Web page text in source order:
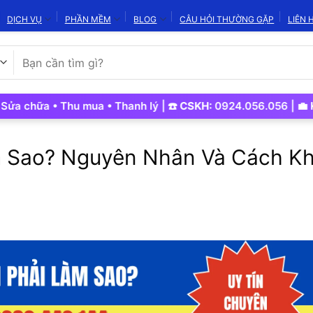
DỊCH VỤ PHẦN MỀM BLOG CÂU HỎI THƯỜNG GẶP LIÊN
kiếm:
• Thu mua • Thanh lý | ☎️CSKH:0924.056.056 | 💼Kinh
Nguyên Nhân Và Cách